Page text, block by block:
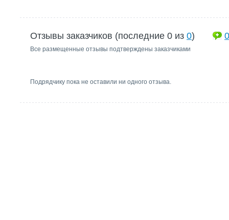
Отзывы заказчиков (последние 0 из 0) 0
Все размещенные отзывы подтверждены заказчиками
Подрядчику пока не оставили ни одного отзыва.